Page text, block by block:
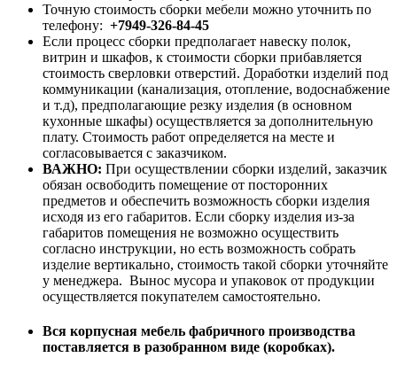
Точную стоимость сборки мебели можно уточнить по
телефону: +7949-326-84-45
Если процесс сборки предполагает навеску полок,
витрин и шкафов, к стоимости сборки прибавляется
стоимость сверловки отверстий. Доработки изделий под
коммуникации (канализация, отопление, водоснабжение
и т.д), предполагающие резку изделия (в основном
кухонные шкафы) осуществляется за дополнительную
плату. Стоимость работ определяется на месте и
согласовывается с заказчиком.
ВАЖНО: При осуществлении сборки изделий, заказчик
обязан освободить помещение от посторонних
предметов и обеспечить возможность сборки изделия
исходя из его габаритов. Если сборку изделия из-за
габаритов помещения не возможно осуществить
согласно инструкции, но есть возможность собрать
изделие вертикально, стоимость такой сборки уточняйте
у менеджера. Вынос мусора и упаковок от продукции
осуществляется покупателем самостоятельно.
Вся корпусная мебель фабричного производства
поставляется в разобранном виде (коробках).